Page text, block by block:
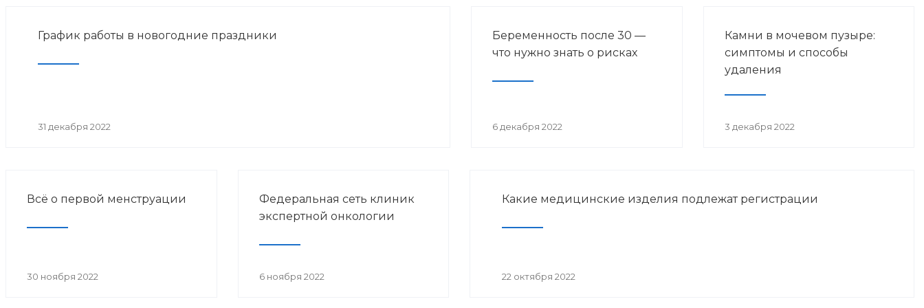
График работы в новогодние праздники
31 декабря 2022
Беременность после 30 —
что нужно знать о рисках
6 декабря 2022
Камни в мочевом пузыре:
симптомы и способы
удаления
3 декабря 2022
Всё о первой менструации
30 ноября 2022
Федеральная сеть клиник
экспертной онкологии
6 ноября 2022
Какие медицинские изделия подлежат регистрации
22 октября 2022